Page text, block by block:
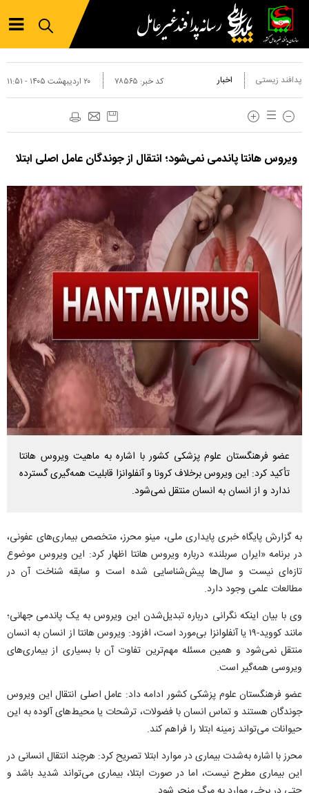
پدافند زیستی اخبار ۲۰ ارديبهشت ۱۴۰۵ - ۱۱:۵۱ کد خبر: ۷۸۵۶۵
ویروس هانتا پاندمی نمی‌شود؛ انتقال از جوندگان عامل اصلی ابتلا
عضو فرهنگستان علوم پزشکی کشور با اشاره به ماهیت ویروس هانتا
تأکید کرد: این ویروس برخلاف کرونا و آنفلوانزا قابلیت همه‌گیری گسترده
ندارد و از انسان به انسان منتقل نمی‌شود.
به گزارش پایگاه خبری پایداری ملی، مینو محرز، متخصص بیماری‌های عفونی،
در برنامه «ایران سربلند» درباره ویروس هانتا اظهار کرد: این ویروس موضوع
تازه‌ای نیست و سال‌ها پیش‌شناسایی شده است و سابقه شناخت آن در
مطالعات علمی وجود دارد.
وی با بیان اینکه نگرانی درباره تبدیل‌شدن این ویروس به یک پاندمی جهانی؛
مانند کووید-۱۹ یا آنفلوانزا بی‌مورد است، افزود: ویروس هانتا از انسان به انسان
منتقل نمی‌شود و همین مسئله مهم‌ترین تفاوت آن با بسیاری از بیماری‌های
ویروسی همه‌گیر است.
عضو فرهنگستان علوم پزشکی کشور ادامه داد: عامل اصلی انتقال این ویروس
جوندگان هستند و تماس انسان با فضولات، ترشحات یا محیط‌های آلوده به این
حیوانات می‌تواند زمینه ابتلا را فراهم کند.
محرز با اشاره به‌شدت بیماری در موارد ابتلا تصریح کرد: هرچند انتقال انسانی در
این بیماری مطرح نیست، اما در صورت ابتلا، بیماری می‌تواند شدید باشد و